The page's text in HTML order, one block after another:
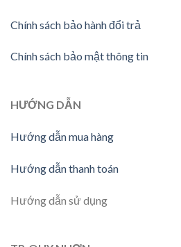
Chính sách bảo hành đổi trả
Chính sách bảo mật thông tin
HƯỚNG DẪN
Hướng dẫn mua hàng
Hướng dẫn thanh toán
Hướng dẫn sử dụng